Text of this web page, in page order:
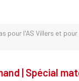
pour l'AS Villers et
| Spécial